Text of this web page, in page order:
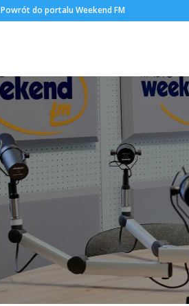
Powrót do portalu Weekend FM